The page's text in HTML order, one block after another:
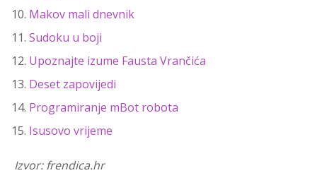
Makov mali dnevnik
Sudoku u boji
Upoznajte izume Fausta Vrančića
Deset zapovijedi
Programiranje mBot robota
Isusovo vrijeme
Izvor: frendica.hr